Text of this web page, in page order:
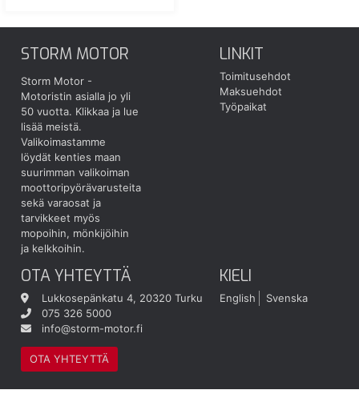
STORM MOTOR
Storm Motor -
Motoristin asialla jo yli
50 vuotta. Klikkaa ja lue
lisää meistä.
Valikoimastamme
löydät kenties maan
suurimman valikoiman
moottoripyörävarusteita
sekä varaosat ja
tarvikkeet myös
mopoihin, mönkijöihin
ja kelkkoihin.
LINKIT
Toimitusehdot
Maksuehdot
Työpaikat
OTA YHTEYTTÄ
Lukkosepänkatu 4, 20320 Turku
075 326 5000
info@storm-motor.fi
OTA YHTEYTTÄ
KIELI
English Svenska